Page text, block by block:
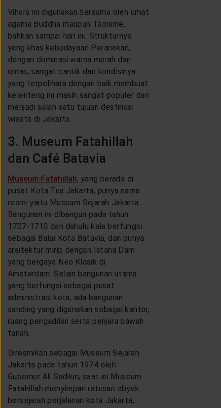
Vihara ini digunakan bersama oleh umat
agama Buddha maupun Taoisme,
bahkan sampai hari ini. Strukturnya
yang khas kebudayaan Peranakan,
dengan dominasi warna merah dan
emas, sangat cantik dan kondisinya
yang terpelihara dengan baik membuat
kelenteng ini masih sangat populer dan
menjadi salah satu tujuan destinasi
wisata di Jakarta.
3. Museum Fatahillah
dan Café Batavia
Museum Fatahillah, yang berada di
pusat Kota Tua Jakarta, punya nama
resmi yaitu Museum Sejarah Jakarta.
Bangunan ini dibangun pada tahun
1707-1710 dan dahulu kala berfungsi
sebagai Balai Kota Batavia, dan punya
arsitektur mirip dengan Istana Dam
yang bergaya Neo Klasik di
Amsterdam. Selain bangunan utama
yang berfungsi sebagai pusat
administrasi kota, ada bangunan
sanding yang digunakan sebagai kantor,
ruang pengadilan serta penjara bawah
tanah.
Diresmikan sebagai Museum Sejarah
Jakarta pada tahun 1974 oleh
Gubernur Ali Sadikin, saat ini Museum
Fatahillah menyimpan ratusan obyek
bersejarah perjalanan kota Jakarta,